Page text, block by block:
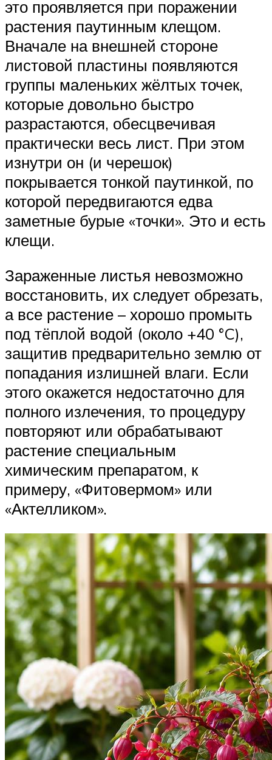
это проявляется при поражении
растения паутинным клещом.
Вначале на внешней стороне
листовой пластины появляются
группы маленьких жёлтых точек,
которые довольно быстро
разрастаются, обесцвечивая
практически весь лист. При этом
изнутри он (и черешок)
покрывается тонкой паутинкой, по
которой передвигаются едва
заметные бурые «точки». Это и есть
клещи.
Зараженные листья невозможно
восстановить, их следует обрезать,
а все растение – хорошо промыть
под тёплой водой (около +40 °C),
защитив предварительно землю от
попадания излишней влаги. Если
этого окажется недостаточно для
полного излечения, то процедуру
повторяют или обрабатывают
растение специальным
химическим препаратом, к
примеру, «Фитовермом» или
«Актелликом».